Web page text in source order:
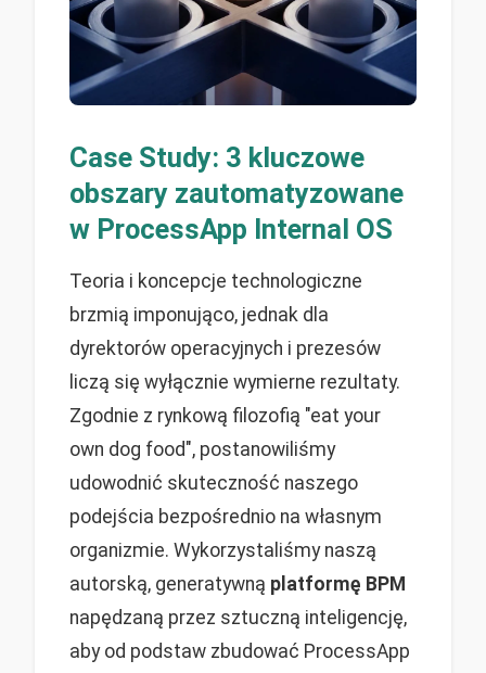
Case Study: 3 kluczowe
obszary zautomatyzowane
w ProcessApp Internal OS
Teoria i koncepcje technologiczne
brzmią imponująco, jednak dla
dyrektorów operacyjnych i prezesów
liczą się wyłącznie wymierne rezultaty.
Zgodnie z rynkową filozofią "eat your
own dog food", postanowiliśmy
udowodnić skuteczność naszego
podejścia bezpośrednio na własnym
organizmie. Wykorzystaliśmy naszą
autorską, generatywną platformę BPM
napędzaną przez sztuczną inteligencję,
aby od podstaw zbudować ProcessApp